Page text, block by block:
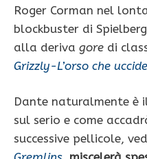
Roger Corman nel
blockbuster di Spielberg
alla deriva gore di
Grizzly-L’orso che uccide
Dante naturalmente è
sul serio e come
successive pellicole,